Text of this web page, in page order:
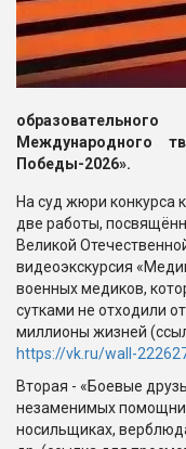
Международного
Победы-2026».
На суд жюри конкурса
две работы,
Великой
видеоэкскурсия
военных медиков,
сутками не отходили
миллионы жизней
https://vk.ru/wall-
Вторая - «Боевые
незаменимых
носильщиках,